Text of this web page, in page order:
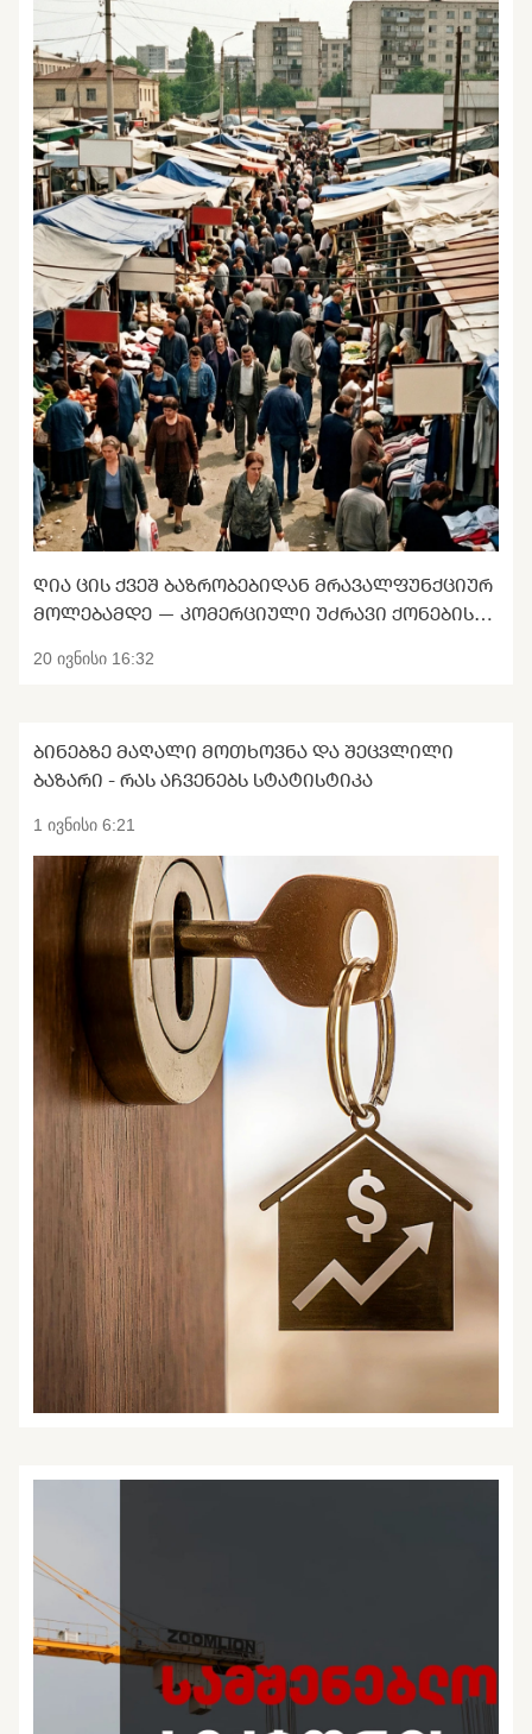
ᲦᲘᲐ ᲪᲘᲡ ᲥᲕᲔᲨ ᲑᲐᲖᲠᲝᲑᲔᲑᲘᲓᲐᲜ ᲛᲠᲐᲕᲐᲚᲤᲣᲜᲥᲪᲘᲣᲠ
ᲛᲝᲚᲔᲑᲐᲛᲓᲔ — ᲙᲝᲛᲔᲠᲪᲘᲣᲚᲘ ᲣᲫᲠᲐᲕᲘ ᲥᲝᲜᲔᲑᲘᲡ
20 ივნისი 16:32
ᲑᲘᲜᲔᲑᲖᲔ ᲛᲐᲦᲐᲚᲘ ᲛᲝᲗᲮᲝᲕᲜᲐ ᲓᲐ ᲨᲔᲪᲕᲚᲘᲚᲘ
ᲑᲐᲖᲐᲠᲘ - ᲠᲐᲡ ᲐᲩᲕᲔᲜᲔᲑᲡ ᲡᲢᲐᲢᲘᲡᲢᲘᲙᲐ
1 ივნისი 6:21